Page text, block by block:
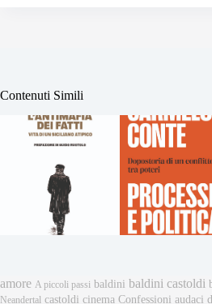
Contenuti Simili
amore A piccoli passi baldini baldini castoldi
Neandertal castoldi cinema Confessioni audaci